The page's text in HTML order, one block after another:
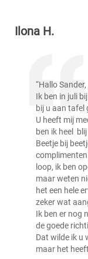
Ilona H.
“Hallo Sander,
Ik ben in juli
bij u aan tafel
U heeft mij
ben ik heel
Beetje bij
loop, ik ben
maar weten
het een hele
zeker wat
Ik ben er nog
de goede
Dat wilde ik u
maar het